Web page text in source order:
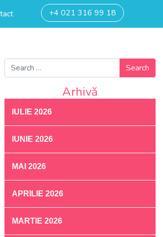
+4 021 316 99 18
Search for:
Arhivă
IULIE 2026
IUNIE 2026
MAI 2026
APRILIE 2026
MARTIE 2026